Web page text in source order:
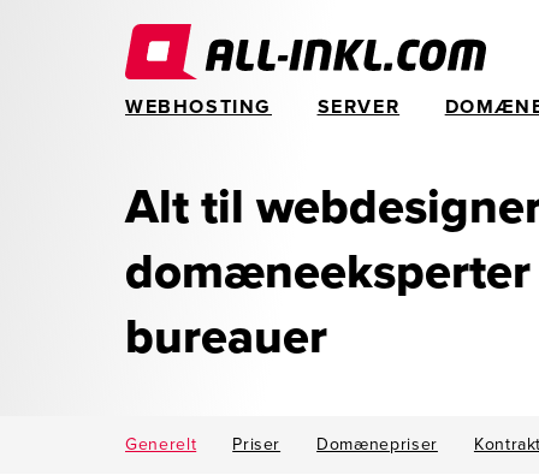
WEBHOSTING SERVER
Alt til
bureauer
Generelt Priser Domænepriser